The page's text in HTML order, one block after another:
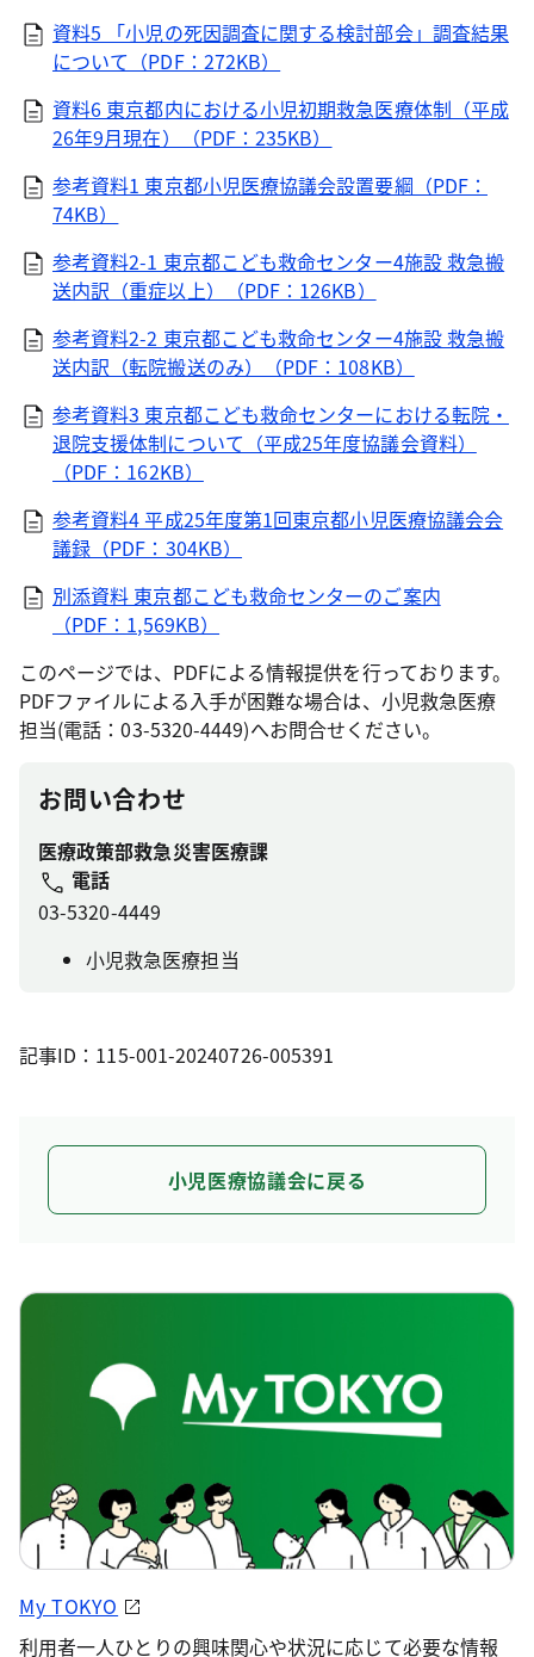
資料5 「小児の死因調査に関する検討部会」調査結果
について（PDF：272KB）
資料6 東京都内における小児初期救急医療体制（平成
26年9月現在）（PDF：235KB）
参考資料1 東京都小児医療協議会設置要綱（PDF：
74KB）
参考資料2-1 東京都こども救命センター4施設 救急搬
送内訳（重症以上）（PDF：126KB）
参考資料2-2 東京都こども救命センター4施設 救急搬
送内訳（転院搬送のみ）（PDF：108KB）
参考資料3 東京都こども救命センターにおける転院・
退院支援体制について（平成25年度協議会資料）
（PDF：162KB）
参考資料4 平成25年度第1回東京都小児医療協議会会
議録（PDF：304KB）
別添資料 東京都こども救命センターのご案内
（PDF：1,569KB）
このページでは、PDFによる情報提供を行っております。
PDFファイルによる入手が困難な場合は、小児救急医療
担当(電話：03-5320-4449)へお問合せください。
お問い合わせ
医療政策部救急災害医療課
電話
03-5320-4449
小児救急医療担当
記事ID：115-001-20240726-005391
小児医療協議会に戻る
My TOKYO
利用者一人ひとりの興味関心や状況に応じて必要な情報